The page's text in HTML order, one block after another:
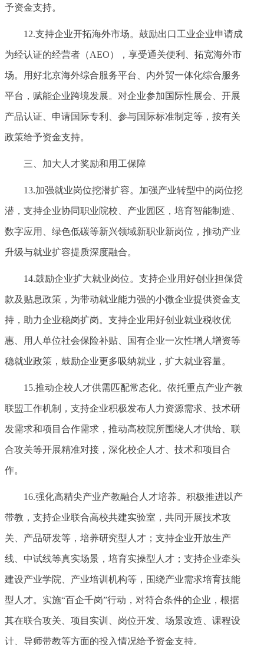
予资金支持。
12.支持企业开拓海外市场。鼓励出口工业企业申请成
为经认证的经营者（AEO），享受通关便利、拓宽海外市
场。用好北京海外综合服务平台、内外贸一体化综合服务
平台，赋能企业跨境发展。对企业参加国际性展会、开展
产品认证、申请国际专利、参与国际标准制定等，按有关
政策给予资金支持。
三、加大人才奖励和用工保障
13.加强就业岗位挖潜扩容。加强产业转型中的岗位挖
潜，支持企业协同职业院校、产业园区，培育智能制造、
数字应用、绿色低碳等新兴领域新职业新岗位，推动产业
升级与就业扩容提质深度融合。
14.鼓励企业扩大就业岗位。支持企业用好创业担保贷
款及贴息政策，为带动就业能力强的小微企业提供资金支
持，助力企业稳岗扩岗。支持企业用好创业就业税收优
惠、用人单位社会保险补贴、国有企业一次性增人增资等
稳就业政策，鼓励企业更多吸纳就业，扩大就业容量。
15.推动企校人才供需匹配常态化。依托重点产业产教
联盟工作机制，支持企业积极发布人力资源需求、技术研
发需求和项目合作需求，推动高校院所围绕人才供给、联
合攻关等开展精准对接，深化校企人才、技术和项目合
作。
16.强化高精尖产业产教融合人才培养。积极推进以产
带教，支持企业联合高校共建实验室，共同开展技术攻
关、产品研发等，培养研究型人才；支持企业开放生产
线、中试线等真实场景，培育实操型人才；支持企业牵头
建设产业学院、产业培训机构等，围绕产业需求培育技能
型人才。实施“百企千岗”行动，对符合条件的企业，根据
其在联合攻关、项目实训、岗位开发、场景改造、课程设
计、导师带教等方面的投入情况给予资金支持。